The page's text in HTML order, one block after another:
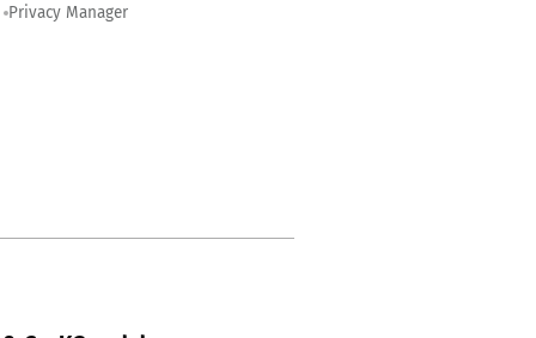
Privacy Manager